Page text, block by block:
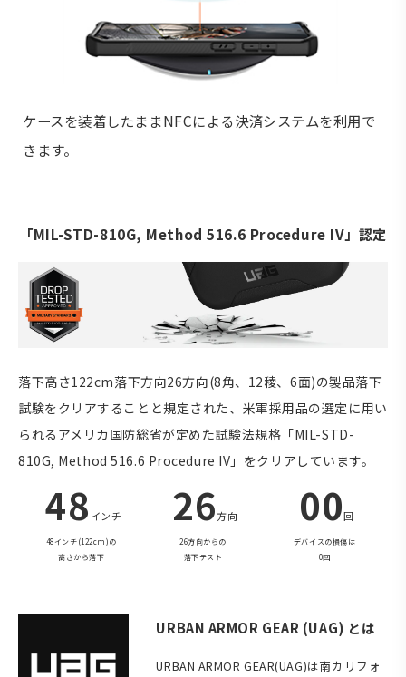
ケースを装着したままNFCによる決済システムを利用で
きます。
「MIL-STD-810G, Method 516.6 Procedure IV」認定
落下高さ122cm落下方向26方向(8角、12稜、6面)の製品落下
試験をクリアすることと規定された、米軍採用品の選定に用い
られるアメリカ国防総省が定めた試験法規格「MIL-STD-
810G, Method 516.6 Procedure IV」をクリアしています。
48 インチ
48インチ(122cm)の
高さから落下
26方向
26方向からの
落下テスト
00回
デバイスの損傷は
0回
URBAN ARMOR GEAR (UAG) とは
URBAN ARMOR GEAR(UAG)は南カリフォ